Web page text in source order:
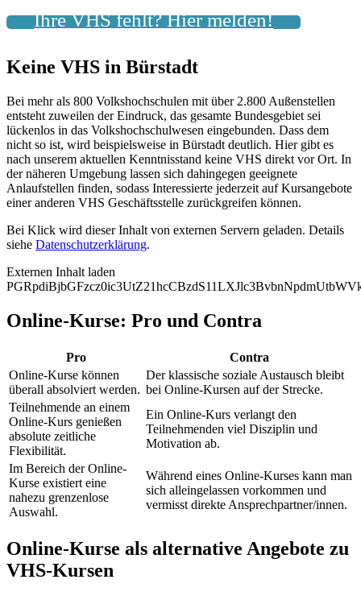
Ihre VHS fehlt? Hier melden!
Keine VHS in Bürstadt
Bei mehr als 800 Volkshochschulen mit über 2.800 Außenstellen
entsteht zuweilen der Eindruck, das gesamte Bundesgebiet sei
lückenlos in das Volkshochschulwesen eingebunden. Dass dem
nicht so ist, wird beispielsweise in Bürstadt deutlich. Hier gibt es
nach unserem aktuellen Kenntnisstand keine VHS direkt vor Ort. In
der näheren Umgebung lassen sich dahingegen geeignete
Anlaufstellen finden, sodass Interessierte jederzeit auf Kursangebote
einer anderen VHS Geschäftsstelle zurückgreifen können.
Bei Klick wird dieser Inhalt von externen Servern geladen. Details
siehe Datenschutzerklärung.
Externen Inhalt laden
Online-Kurse: Pro und Contra
Pro
Contra
Online-Kurse können
überall absolviert werden.
Der klassische soziale Austausch bleibt
bei Online-Kursen auf der Strecke.
Teilnehmende an einem
Online-Kurs genießen
absolute zeitliche
Flexibilität.
Ein Online-Kurs verlangt den
Teilnehmenden viel Disziplin und
Motivation ab.
Im Bereich der Online-
Kurse existiert eine
nahezu grenzenlose
Auswahl.
Während eines Online-Kurses kann man
sich alleingelassen vorkommen und
vermisst direkte Ansprechpartner/innen.
Online-Kurse als alternative Angebote zu
VHS-Kursen